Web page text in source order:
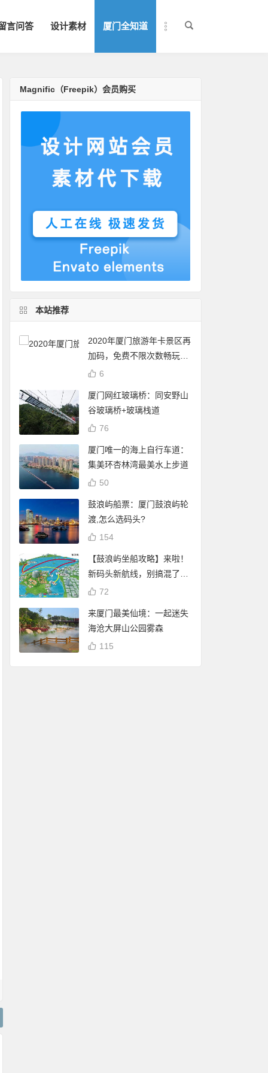
言问答 设计素材 厦门全知道
Magnific（Freepik）会员购买
本站推荐
2020年厦门旅游年卡景区再
加码，免费不限次数畅玩24
个景点
6
厦门网红玻璃桥：同安野山
谷玻璃桥+玻璃栈道
76
厦门唯一的海上自行车道：
集美环杏林湾最美水上步道
50
鼓浪屿船票：厦门鼓浪屿轮
渡,怎么选码头?
154
【鼓浪屿坐船攻略】来啦！
新码头新航线，别搞混了
哦！72
来厦门最美仙境：一起迷失
海沧大屏山公园雾森
115